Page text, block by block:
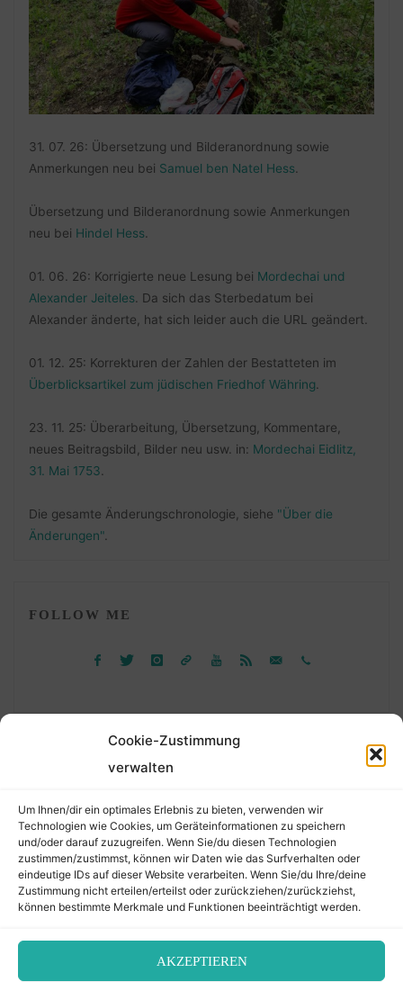
Cookie-Zustimmung
verwalten
Um Ihnen/dir ein optimales Erlebnis zu bieten, verwenden wir
Technologien wie Cookies, um Geräteinformationen zu speichern
und/oder darauf zuzugreifen. Wenn Sie/du diesen Technologien
zustimmen/zustimmst, können wir Daten wie das Surfverhalten oder
eindeutige IDs auf dieser Website verarbeiten. Wenn Sie/du Ihre/deine
Zustimmung nicht erteilen/erteilst oder zurückziehen/zurückziehst,
können bestimmte Merkmale und Funktionen beeinträchtigt werden.
AKZEPTIEREN
31. 07. 26: Übersetzung und Bilderanordnung sowie
Anmerkungen neu bei Samuel ben Natel Hess
Übersetzung und Bilderanordnung sowie Anmerkungen
neu bei Hindel Hess
01. 06. 26: Korrigierte neue Lesung bei Mordechai und
Alexander Jeiteles . Da sich das Sterbedatum bei
Alexander änderte, hat sich leider auch die URL geändert.
01. 12. 25: Korrekturen der Zahlen der Bestatteten im
Überblicksartikel zum jüdischen Friedhof Währing
23. 11. 25: Überarbeitung, Übersetzung, Kommentare,
neues Beitragsbild, Bilder neu usw. in: Mordechai Eidlitz,
31. Mai 1753
Die gesamte Änderungschronologie, siehe "Über die
Änderungen".
FOLLOW ME
nach:
©2026 Der Transkribierer
Back